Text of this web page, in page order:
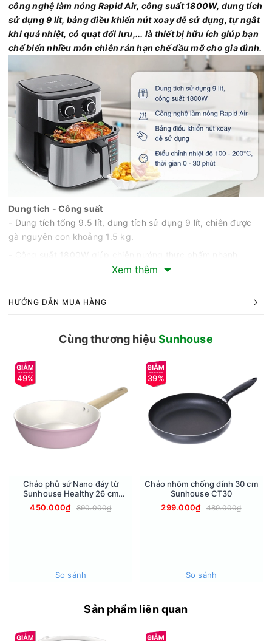
công nghệ làm nóng Rapid Air, công suất 1800W, dung tích
sử dụng 9 lít, bảng điều khiển nút xoay dễ sử dụng, tự ngắt
khi quá nhiệt, có quạt đối lưu,... là thiết bị hữu ích giúp bạn
chế biến nhiều món chiên rán hạn chế dầu mỡ cho gia đình.
Dung tích - Công suất
- Dung tích tổng 9.5 lít, dung tích sử dụng 9 lít, chiên được
gà nguyên con khoảng 1.5 kg.
chóng, tiết kiệm tối đa thời gian nấu nướng cho các bà nội
- Công nghệ làm nóng Rapid Air, chế biến thức ăn chín đều
các mặt bên ngoài, chín mềm phần thịt bên trong.
- Vỏ ngoài làm bằng inox 304 và nhựa PP cao cấp, bền tốt,
- Lòng nồi thép phủ chống dính bền bỉ, chống bám bẩn, dễ
Xem thêm
HƯỚNG DẪN MUA HÀNG
Cùng thương hiệuSunhouse
49%
Chảo phủ sứ Nano đáy từ
Sunhouse Healthy 26 cm
SHG26MP
450.000₫ 890.000₫
So sánh
39%
Chảo nhôm chống dính 30 cm
Sunhouse CT30
299.000₫
489.000₫
So sánh
Sản phẩm liên quan